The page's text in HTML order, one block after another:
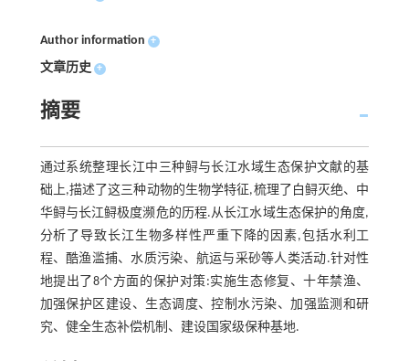
Author information +
文章历史 +
摘要
通过系统整理长江中三种鲟与长江水域生态保护文献的基
础上,描述了这三种动物的生物学特征,梳理了白鲟灭绝、中
华鲟与长江鲟极度濒危的历程.从长江水域生态保护的角度,
分析了导致长江生物多样性严重下降的因素,包括水利工
程、酷渔滥捕、水质污染、航运与采砂等人类活动.针对性
地提出了8个方面的保护对策:实施生态修复、十年禁渔、
加强保护区建设、生态调度、控制水污染、加强监测和研
究、健全生态补偿机制、建设国家级保种基地.